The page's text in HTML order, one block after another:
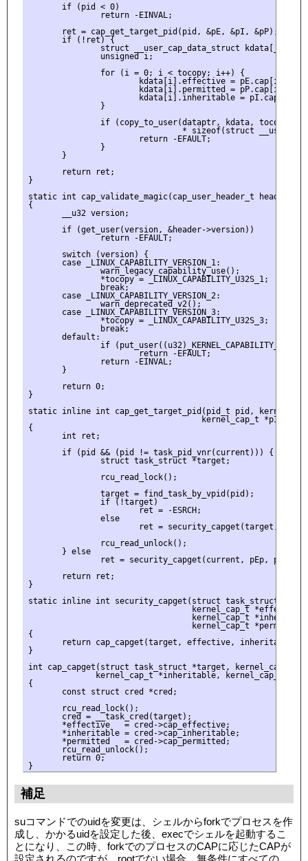
       if (pid < 0)
               return -EINVAL;
       ret = cap_get_target_pid(pid, &pE, &pI, &pP);
       if (!ret) {
struct __user_cap_data_struct
               unsigned i;
               for (i = 0; i < tocopy; i++) {
                       kdata[i].effective = pE.cap[i];
                       kdata[i].permitted = pP.cap[i];
                       kdata[i].inheritable = pI.cap[i];
               }
               if (copy_to_user(dataptr, kdata, tocopy
* sizeof(struct
                       return -EFAULT;
               }
       }
       return ret;
}
static int cap_validate_magic(cap_user_header_t header,
{
       __u32 version;
       if (get_user(version, &header->version))
               return -EFAULT;
       switch (version) {
       case _LINUX_CAPABILITY_VERSION_1:
               warn_legacy_capability_use();
               *tocopy = _LINUX_CAPABILITY_U32S_1;
               break;
       case _LINUX_CAPABILITY_VERSION_2:
               warn_deprecated_v2();
       case _LINUX_CAPABILITY_VERSION_3:
               *tocopy = _LINUX_CAPABILITY_U32S_3;
               break;
       default:
if
                       return -EFAULT;
               return -EINVAL;
       }
       return 0;
}
static inline int cap_get_target_pid(pid_t pid,
kernel_cap_t *pIp,
{
       int ret;
       if (pid && (pid != task_pid_vnr(current))) {
               struct task_struct *target;
               rcu_read_lock();
               target = find_task_by_vpid(pid);
               if (!target)
                       ret = -ESRCH;
               else
ret = security_capget(target, pEp,
               rcu_read_unlock();
       } else
ret = security_capget(current, pEp, pIp,
       return ret;
}
static inline int security_capget(struct task_struct
                                  kernel_cap_t *effective,
kernel_cap_t
                                  kernel_cap_t *permitted)
{
return cap_capget(target, effective, inheritable,
}
int cap_capget(struct task_struct *target, kernel_cap_t
kernel_cap_t *inheritable, kernel_cap_t
{
       const struct cred *cred;
       rcu_read_lock();
       cred = __task_cred(target);
       *effective   = cred->cap_effective;
       *inheritable = cred->cap_inheritable;
       *permitted   = cred->cap_permitted;
       rcu_read_unlock();
       return 0;
補足
suコマンドでのuidを変更は、シェルからforkでプロセスを作
成し、かかるuidを設定した後、execでシェルを起動するこ
とになり、この時、forkでのプロセスのCAPに応じたCAPが
設定されるのですが、rootでない場合、無条件にすべての